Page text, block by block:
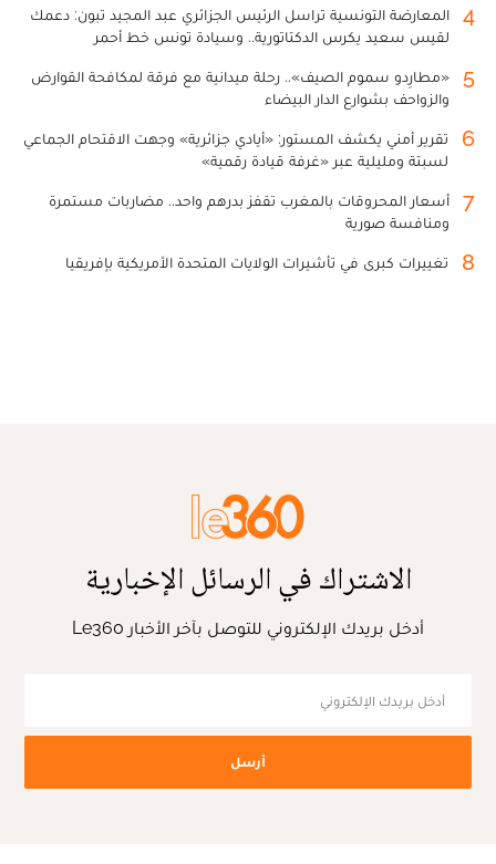
4
المعارضة التونسية تراسل الرئيس الجزائري عبد المجيد تبون: دعمك
لقيس سعيد يكرس الدكتاتورية.. وسيادة تونس خط أحمر
5
«مطارِدو سموم الصيف».. رحلة ميدانية مع فرقة لمكافحة القوارض
والزواحف بشوارع الدار البيضاء
6
تقرير أمني يكشف المستور: «أيادي جزائرية» وجهت الاقتحام الجماعي
لسبتة ومليلية عبر «غرفة قيادة رقمية»
7
أسعار المحروقات بالمغرب تقفز بدرهم واحد.. مضاربات مستمرة
ومنافسة صورية
8 تغييرات كبرى في تأشيرات الولايات المتحدة الأمريكية بإفريقيا
الاشتراك في الرسائل الإخبارية
أدخل بريدك الإلكتروني للتوصل بآخر الأخبار Le360
أرسل